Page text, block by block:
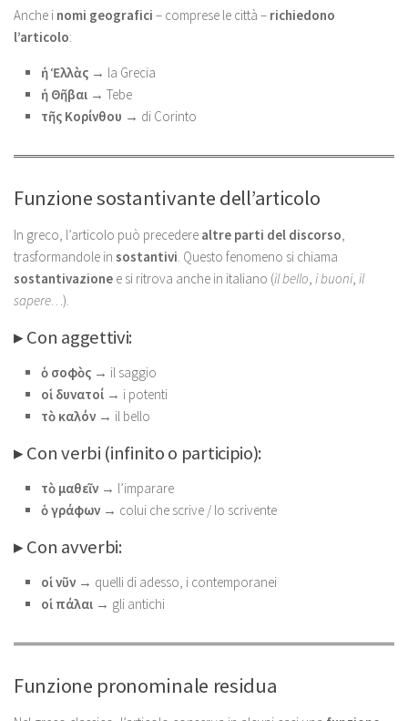
Anche i nomi geografici – comprese le città – richiedono
l’articolo:
ἡ Ἑλλὰς → la Grecia
ἡ Θῆβαι → Tebe
τῆς Κορίνθου → di Corinto
Funzione sostantivante dell’articolo
In greco, l’articolo può precedere altre parti del discorso
trasformandole in sostantivi . Questo fenomeno si chiama
sostantivazione e si ritrova anche in italiano (il bello i buoni, il
sapere …).
▸ Con aggettivi:
ὁ σοφὸς → il saggio
οἱ δυνατοί → i potenti
τὸ καλόν → il bello
▸ Con verbi (infinito o participio):
τὸ μαθεῖν → l’imparare
ὁ γράφων → colui che scrive / lo scrivente
▸ Con avverbi:
οἱ νῦν → quelli di adesso, i contemporanei
οἱ πάλαι → gli antichi
Funzione pronominale residua